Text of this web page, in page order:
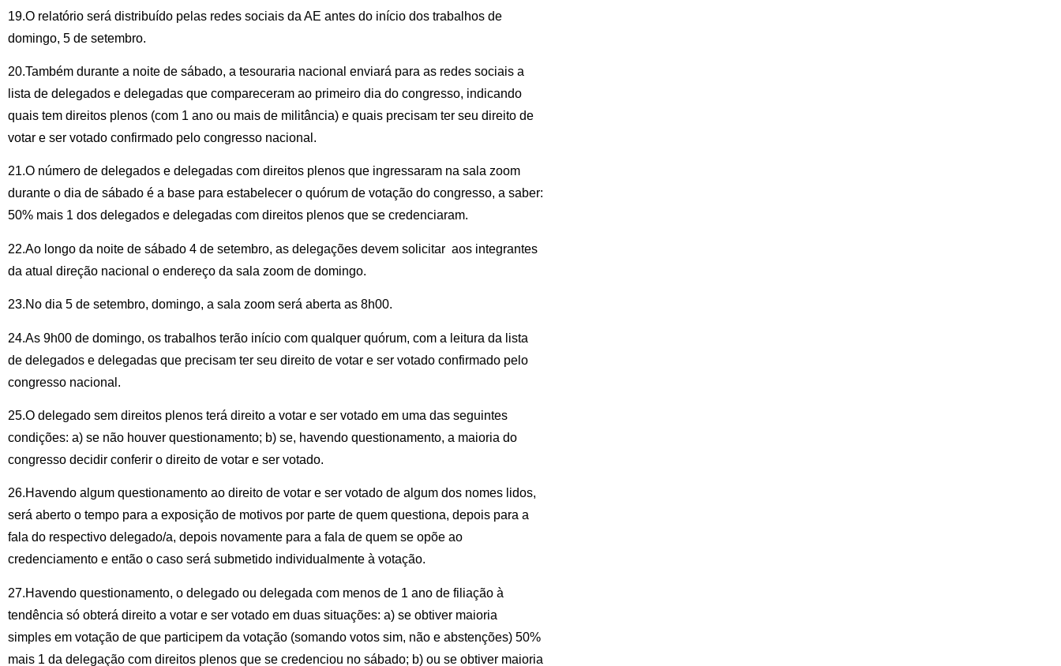
19.O relatório será distribuído pelas redes sociais da AE antes do início dos trabalhos de
domingo, 5 de setembro.
20.Também durante a noite de sábado, a tesouraria nacional enviará para as redes sociais a
lista de delegados e delegadas que compareceram ao primeiro dia do congresso, indicando
quais tem direitos plenos (com 1 ano ou mais de militância) e quais precisam ter seu direito de
votar e ser votado confirmado pelo congresso nacional.
21.O número de delegados e delegadas com direitos plenos que ingressaram na sala zoom
durante o dia de sábado é a base para estabelecer o quórum de votação do congresso, a saber:
50% mais 1 dos delegados e delegadas com direitos plenos que se credenciaram.
22.Ao longo da noite de sábado 4 de setembro, as delegações devem solicitar aos integrantes
da atual direção nacional o endereço da sala zoom de domingo.
23.No dia 5 de setembro, domingo, a sala zoom será aberta as 8h00.
24.As 9h00 de domingo, os trabalhos terão início com qualquer quórum, com a leitura da lista
de delegados e delegadas que precisam ter seu direito de votar e ser votado confirmado pelo
congresso nacional.
25.O delegado sem direitos plenos terá direito a votar e ser votado em uma das seguintes
condições: a) se não houver questionamento; b) se, havendo questionamento, a maioria do
congresso decidir conferir o direito de votar e ser votado.
26.Havendo algum questionamento ao direito de votar e ser votado de algum dos nomes lidos,
será aberto o tempo para a exposição de motivos por parte de quem questiona, depois para a
fala do respectivo delegado/a, depois novamente para a fala de quem se opõe ao
credenciamento e então o caso será submetido individualmente à votação.
27.Havendo questionamento, o delegado ou delegada com menos de 1 ano de filiação à
tendência só obterá direito a votar e ser votado em duas situações: a) se obtiver maioria
simples em votação de que participem da votação (somando votos sim, não e abstenções) 50%
mais 1 da delegação com direitos plenos que se credenciou no sábado; b) ou se obtiver maioria